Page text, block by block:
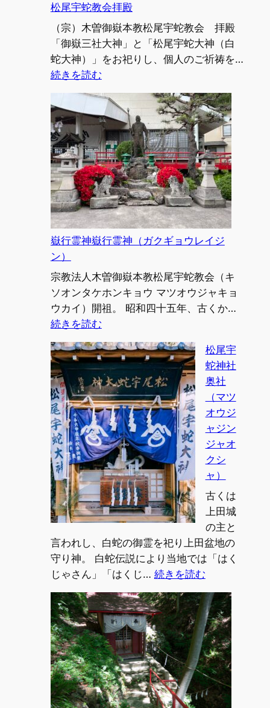
松尾宇蛇教会拝殿
（宗）木曽御嶽本教松尾宇蛇教会 拝殿
「御嶽三社大神」と「松尾宇蛇大神（白
蛇大神）」をお祀りし、個人のご祈祷を…
続きを読む:
尾
宇
蛇
教
会
拝
殿
嶽行霊神嶽行霊神（ガクギョウレイジ
ン）
宗教法人木曽御嶽本教松尾宇蛇教会（キ
ソオンタケホンキョウ マツオウジャキョ
ウカイ）開祖。 昭和四十五年、古くか…
続きを読む:
嶽
行
霊
神
嶽
行
霊
神
（ガ
ク
ギ
ョ
レ
イ
ジ
ン）
松尾宇
蛇神社
奥社
（マツ
オウジ
ャジン
ジャオ
クシ
ャ）
古くは
上田城
の主と
言われし、白蛇の御霊を祀り上田盆地の
守り神。 白蛇伝説により当地では「はく
じゃさん」「はくじ… 続きを読む:
松
尾
宇
蛇
神
社
奥
社